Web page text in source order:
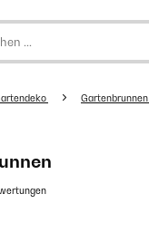
Gartenbrunnen